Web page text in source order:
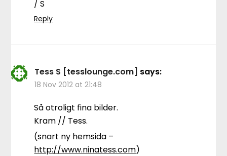
/ S
Reply
Tess S [tesslounge.com] says:
18 Nov 2012 at 21:48
Så otroligt fina bilder.
Kram // Tess.
(snart ny hemsida –
http://www.ninatess.com)